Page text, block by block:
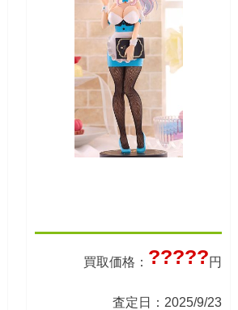
買取価格： ?????円
査定日：2025/9/23